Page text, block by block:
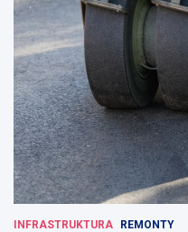
INFRASTRUKTURA REMONTY